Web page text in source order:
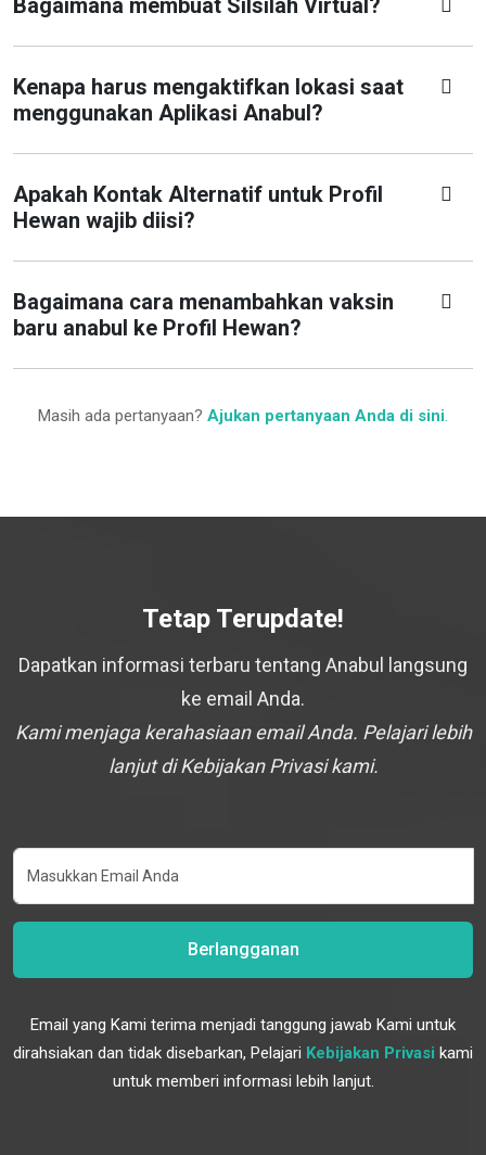
Bagaimana membuat Silsilah Virtual?
Kenapa harus mengaktifkan lokasi saat
menggunakan Aplikasi Anabul?
Apakah Kontak Alternatif untuk Profil
Hewan wajib diisi?
Bagaimana cara menambahkan vaksin
baru anabul ke Profil Hewan?
Masih ada pertanyaan? Ajukan pertanyaan Anda di sini.
Tetap Terupdate!
Dapatkan informasi terbaru tentang Anabul langsung
ke email Anda.
Kami menjaga kerahasiaan email Anda. Pelajari lebih
lanjut di Kebijakan Privasi kami.
Berlangganan
Email yang Kami terima menjadi tanggung jawab Kami untuk
dirahsiakan dan tidak disebarkan, Pelajari Kebijakan Privasi kami
untuk memberi informasi lebih lanjut.